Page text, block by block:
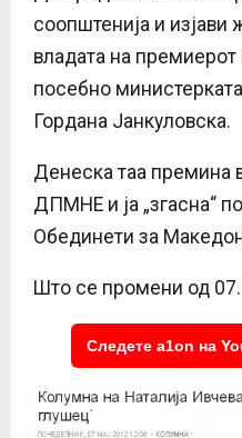
соопштенија и изјави
владата на премиерот
посебно
Гордана Јанкуловска.
Денеска таа премина
ДПМНЕ и ја „згасна“
Обединети за
Што се промени од 07.
Следете a1on на